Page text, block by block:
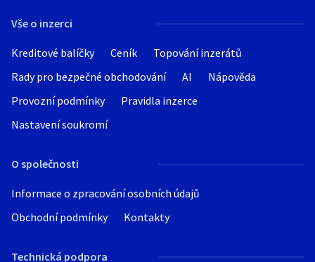
Vše o inzerci
Kreditové balíčky Ceník
Topování inzerátů
Rady pro bezpečné obchodování
AI
Nápověda
Provozní podmínky
Pravidla inzerce
Nastavení soukromí
O společnosti
Informace o zpracování osobních údajů
Obchodní podmínky
Kontakty
Technická podpora